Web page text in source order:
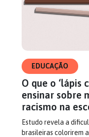
EDUCAÇÃO
O que o ‘lápis
ensinar sobre
racismo na
Estudo revela a
brasileiras colorirem